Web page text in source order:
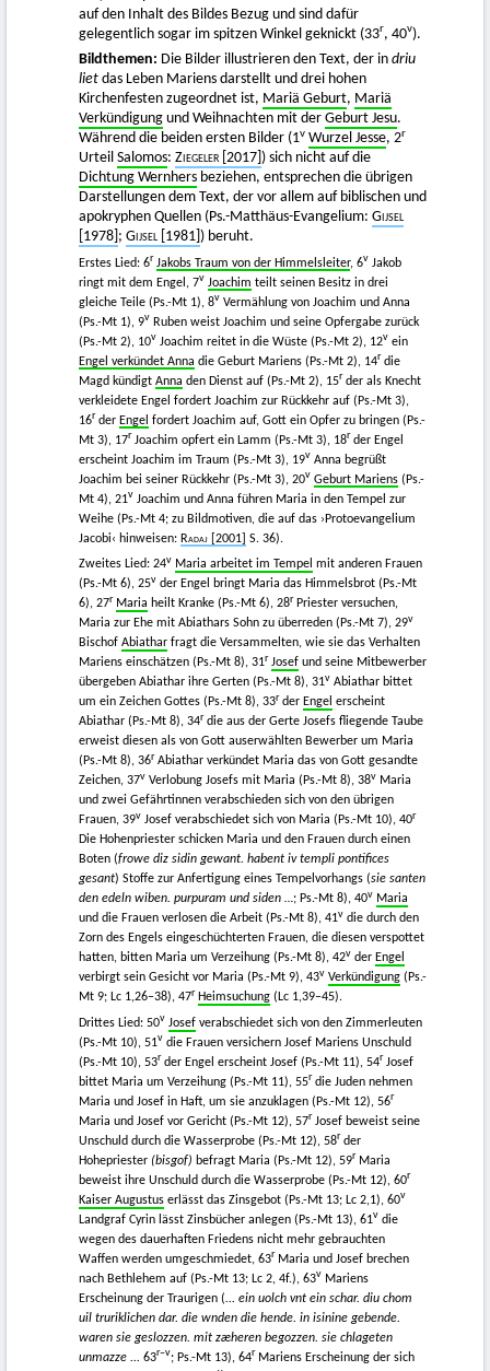
auf den Inhalt des Bildes Bezug und sind dafür
gelegentlich sogar im spitzen Winkel geknickt (33r, 40v).
Bildthemen: Die Bilder illustrieren den Text, der in driu
liet das Leben Mariens darstellt und drei hohen
Kirchenfesten zugeordnet ist, Mariä Geburt, Mariä
Verkündigung und Weihnachten mit der Geburt Jesu.
Während die beiden ersten Bilder (1v Wurzel Jesse, 2r
Urteil Salomos: Ziegeler [2017] ) sich nicht auf die
Dichtung Wernhers beziehen, entsprechen die übrigen
Darstellungen dem Text, der vor allem auf biblischen und
apokryphen Quellen (Ps.-Matthäus-Evangelium: Gijsel
[1978] ; Gijsel [1981] ) beruht.
Erstes Lied: 6r Jakobs Traum von der Himmelsleiter, 6v Jakob
ringt mit dem Engel, 7v Joachim teilt seinen Besitz in drei
gleiche Teile (Ps.-Mt 1), 8v Vermählung von Joachim und Anna
(Ps.-Mt 1), 9v Ruben weist Joachim und seine Opfergabe zurück
(Ps.-Mt 2), 10v Joachim reitet in die Wüste (Ps.-Mt 2), 12v ein
Engel verkündet Anna die Geburt Mariens (Ps.-Mt 2), 14r die
Magd kündigt Anna den Dienst auf (Ps.-Mt 2), 15r der als Knecht
verkleidete Engel fordert Joachim zur Rückkehr auf (Ps.-Mt 3),
16r der Engel fordert Joachim auf, Gott ein Opfer zu bringen (Ps.-
Mt 3), 17r Joachim opfert ein Lamm (Ps.-Mt 3), 18r der Engel
erscheint Joachim im Traum (Ps.-Mt 3), 19v Anna begrüßt
Joachim bei seiner Rückkehr (Ps.-Mt 3), 20v Geburt Mariens (Ps.-
Mt 4), 21v Joachim und Anna führen Maria in den Tempel zur
Weihe (Ps.-Mt 4; zu Bildmotiven, die auf das ›Protoevangelium
Jacobi‹ hinweisen: Radaj [2001] S. 36).
Zweites Lied: 24v Maria arbeitet im Tempel mit anderen Frauen
(Ps.-Mt 6), 25v der Engel bringt Maria das Himmelsbrot (Ps.-Mt
6), 27r Maria heilt Kranke (Ps.-Mt 6), 28r Priester versuchen,
Maria zur Ehe mit Abiathars Sohn zu überreden (Ps.-Mt 7), 29v
Bischof Abiathar fragt die Versammelten, wie sie das Verhalten
Mariens einschätzen (Ps.-Mt 8), 31r Josef und seine Mitbewerber
übergeben Abiathar ihre Gerten (Ps.-Mt 8), 31v Abiathar bittet
um ein Zeichen Gottes (Ps.-Mt 8), 33r der Engel erscheint
Abiathar (Ps.-Mt 8), 34r die aus der Gerte Josefs fliegende Taube
erweist diesen als von Gott auserwählten Bewerber um Maria
(Ps.-Mt 8), 36r Abiathar verkündet Maria das von Gott gesandte
Zeichen, 37v Verlobung Josefs mit Maria (Ps.-Mt 8), 38v Maria
und zwei Gefährtinnen verabschieden sich von den übrigen
Frauen, 39v Josef verabschiedet sich von Maria (Ps.-Mt 10), 40r
Die Hohenpriester schicken Maria und den Frauen durch einen
Boten (frowe diz sidin gewant. habent iv templi pontifices
gesant) Stoffe zur Anfertigung eines Tempelvorhangs (sie santen
den edeln wiben. purpuram und siden …; Ps.-Mt 8), 40v Maria
und die Frauen verlosen die Arbeit (Ps.-Mt 8), 41v die durch den
Zorn des Engels eingeschüchterten Frauen, die diesen verspottet
hatten, bitten Maria um Verzeihung (Ps.-Mt 8), 42v der Engel
verbirgt sein Gesicht vor Maria (Ps.-Mt 9), 43v Verkündigung (Ps.-
Mt 9; Lc 1,26–38), 47r Heimsuchung (Lc 1,39–45).
Drittes Lied: 50v Josef verabschiedet sich von den Zimmerleuten
(Ps.-Mt 10), 51v die Frauen versichern Josef Mariens Unschuld
(Ps.-Mt 10), 53r der Engel erscheint Josef (Ps.-Mt 11), 54r Josef
bittet Maria um Verzeihung (Ps.-Mt 11), 55r die Juden nehmen
Maria und Josef in Haft, um sie anzuklagen (Ps.-Mt 12), 56r
Maria und Josef vor Gericht (Ps.-Mt 12), 57r Josef beweist seine
Unschuld durch die Wasserprobe (Ps.-Mt 12), 58r der
Hohepriester (bisgof) befragt Maria (Ps.-Mt 12), 59r Maria
beweist ihre Unschuld durch die Wasserprobe (Ps.-Mt 12), 60r
Kaiser Augustus erlässt das Zinsgebot (Ps.-Mt 13; Lc 2,1), 60v
Landgraf Cyrin lässt Zinsbücher anlegen (Ps.-Mt 13), 61v die
wegen des dauerhaften Friedens nicht mehr gebrauchten
Waffen werden umgeschmiedet, 63r Maria und Josef brechen
nach Bethlehem auf (Ps.-Mt 13; Lc 2, 4f.), 63v Mariens
Erscheinung der Traurigen (... ein uolch vnt ein schar. diu chom
uil truriklichen dar. die wnden die hende. in isinine gebende.
waren sie geslozzen. mit zæheren begozzen. sie chlageten
unmazze ... 63r–v; Ps.-Mt 13), 64r Mariens Erscheinung der sich